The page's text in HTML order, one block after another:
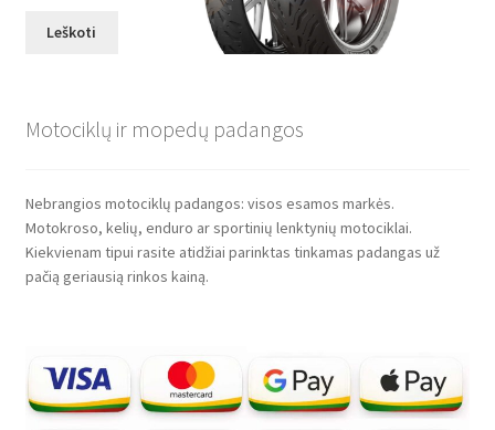
Leškoti
Motociklų ir mopedų padangos
Nebrangios motociklų padangos: visos esamos markės.
Motokroso, kelių, enduro ar sportinių lenktynių motociklai.
Kiekvienam tipui rasite atidžiai parinktas tinkamas padangas už
pačią geriausią rinkos kainą.